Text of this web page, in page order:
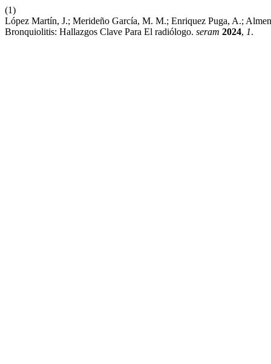
(1)
López Martín, J.; Merideño García, M. M.; Enriquez Puga, A.;
Bronquiolitis: Hallazgos Clave Para El radiólogo. seram 2024, 1.